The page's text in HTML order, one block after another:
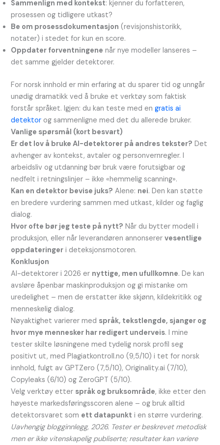
Sammenlign med kontekst: kjenner du forfatteren,
prosessen og tidligere utkast?
Be om prosessdokumentasjon (revisjonshistorikk,
notater) i stedet for kun en score.
Oppdater forventningene når nye modeller lanseres –
det samme gjelder detektorer.
For norsk innhold er min erfaring at du sparer tid og unngår
unødig dramatikk ved å bruke et verktøy som faktisk
forstår språket. Igjen: du kan teste med engratis ai
detektor og sammenligne med det du allerede bruker.
Vanlige spørsmål (kort besvart)
Er det lov å bruke AI-detektorer på andres tekster? Det
avhenger av kontekst, avtaler og personvernregler. I
arbeidsliv og utdanning bør bruk være forutsigbar og
nedfelt i retningslinjer – ikke «hemmelig scanning».
Kan en detektor bevise juks? Alene: nei. Den kan støtte
en bredere vurdering sammen med utkast, kilder og faglig
dialog.
Hvor ofte bør jeg teste på nytt? Når du bytter modell i
produksjon, eller når leverandøren annonserervesentlige
oppdateringer i deteksjonsmotoren.
Konklusjon
AI-detektorer i 2026 er nyttige, men ufullkomne. De kan
avsløre åpenbar maskinproduksjon og gi mistanke om
uredelighet – men de erstatter ikke skjønn, kildekritikk og
menneskelig dialog.
Nøyaktighet varierer med språk, tekstlengde, sjanger og
hvor mye mennesker har redigert underveis. I mine
tester skilte løsningene med tydelig norsk profil seg
positivt ut, med Plagiatkontroll.no (9,5/10) i tet for norsk
innhold, fulgt av GPTZero (7,5/10), Originality.ai (7/10),
Copyleaks (6/10) og ZeroGPT (5/10).
Velg verktøy etter språk og bruksområde, ikke etter den
høyeste markedsføringsscoren alene – og bruk alltid
detektorsvaret som ett datapunkt i en større vurdering.
Uavhengig blogginnlegg, 2026. Tester er beskrevet metodisk
men er ikke vitenskapelig publiserte; resultater kan variere